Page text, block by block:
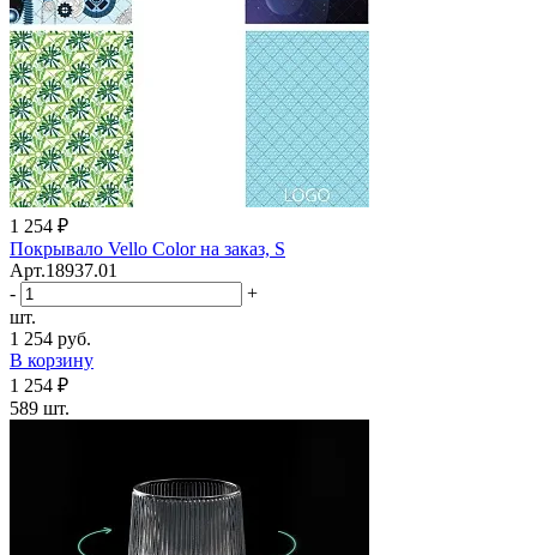
1 254 ₽
Покрывало Vello Color на заказ, S
Арт.18937.01
-
+
шт.
1 254 руб.
В корзину
1 254 ₽
589 шт.